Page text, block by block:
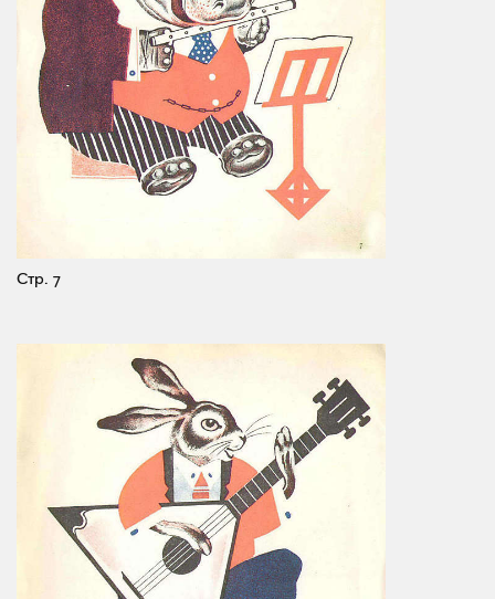
Стр. 7